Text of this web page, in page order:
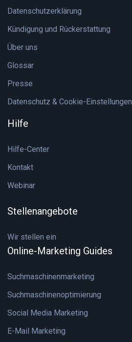
Datenschutzerklärung
Kündigung und Rückerstattung
Über uns
Glossar
Presse
Datenschutz & Cookie-Einstellungen
Hilfe
Hilfe-Center
Kontakt
Webinar
Stellenangebote
Wir stellen ein
Online-Marketing Guides
Suchmaschinenmarketing
Suchmaschinenoptimierung
Social Media Marketing
E-Mail Marketing